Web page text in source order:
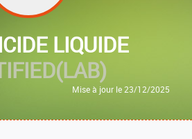
LIQUIDE
Mise à jour le 23/12/2025